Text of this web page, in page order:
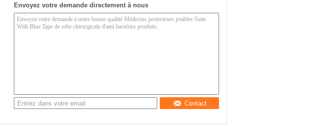
Envoyez votre demande directement à nous
Contact